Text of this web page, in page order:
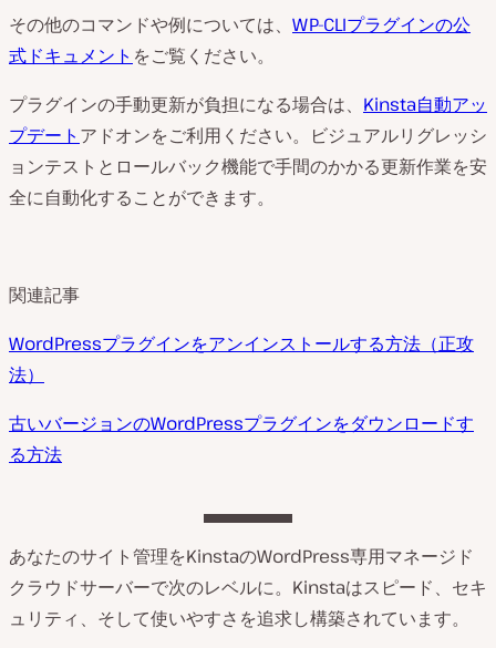
その他のコマンドや例については、 WP-CLIプラグインの公
式ドキュメント をご覧ください。
プラグインの手動更新が負担になる場合は、 Kinsta自動アッ
プデート アドオンをご利用ください。ビジュアルリグレッシ
ョンテストとロールバック機能で手間のかかる更新作業を安
全に自動化することができます。
関連記事
WordPressプラグインをアンインストールする方法（正攻
法）
古いバージョンのWordPressプラグインをダウンロードす
る方法
あなたのサイト管理をKinstaのWordPress専用マネージド
クラウドサーバーで次のレベルに。Kinstaはスピード、セキ
ュリティ、そして使いやすさを追求し構築されています。